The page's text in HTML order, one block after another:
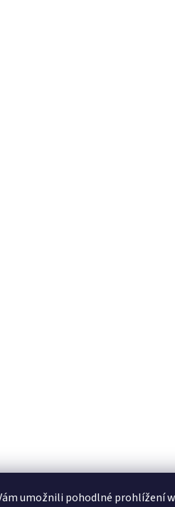
umožnili pohodlné prohlížení